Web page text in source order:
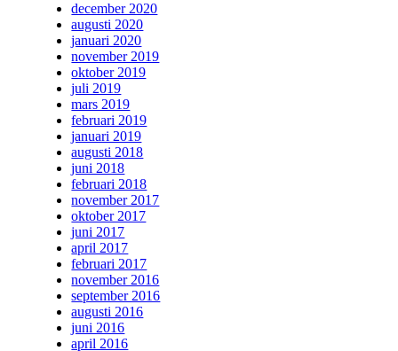
december 2020
augusti 2020
januari 2020
november 2019
oktober 2019
juli 2019
mars 2019
februari 2019
januari 2019
augusti 2018
juni 2018
februari 2018
november 2017
oktober 2017
juni 2017
april 2017
februari 2017
november 2016
september 2016
augusti 2016
juni 2016
april 2016